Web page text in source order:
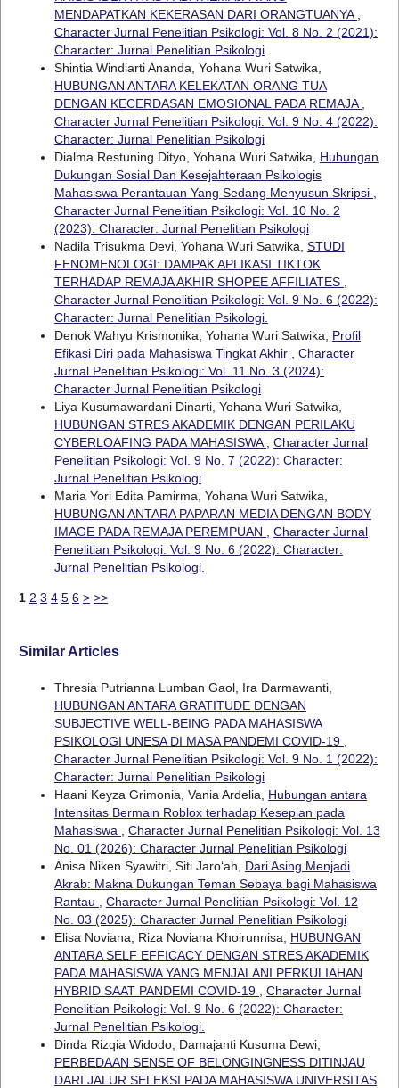
MENDAPATKAN KEKERASAN DARI ORANGTUANYA
Character Jurnal Penelitian Psikologi: Vol. 8 No. 2 (2021):
Character: Jurnal Penelitian Psikologi
Shintia Windiarti Ananda, Yohana Wuri Satwika,
HUBUNGAN ANTARA KELEKATAN ORANG TUA
DENGAN KECERDASAN EMOSIONAL PADA REMAJA
Character Jurnal Penelitian Psikologi: Vol. 9 No. 4 (2022):
Character: Jurnal Penelitian Psikologi
Dialma Restuning Dityo, Yohana Wuri Satwika, Hubungan
Dukungan Sosial Dan Kesejahteraan Psikologis
Mahasiswa Perantauan Yang Sedang Menyusun Skripsi
Character Jurnal Penelitian Psikologi: Vol. 10 No. 2
(2023): Character: Jurnal Penelitian Psikologi
Nadila Trisukma Devi, Yohana Wuri Satwika, STUDI
FENOMENOLOGI: DAMPAK APLIKASI TIKTOK
TERHADAP REMAJA AKHIR SHOPEE AFFILIATES
Character Jurnal Penelitian Psikologi: Vol. 9 No. 6 (2022):
Character: Jurnal Penelitian Psikologi.
Denok Wahyu Krismonika, Yohana Wuri Satwika, Profil
Efikasi Diri pada Mahasiswa Tingkat Akhir
Character
Jurnal Penelitian Psikologi: Vol. 11 No. 3 (2024):
Character Jurnal Penelitian Psikologi
Liya Kusumawardani Dinarti, Yohana Wuri Satwika,
HUBUNGAN STRES AKADEMIK DENGAN PERILAKU
CYBERLOAFING PADA MAHASISWA
Character Jurnal
Penelitian Psikologi: Vol. 9 No. 7 (2022): Character:
Jurnal Penelitian Psikologi
Maria Yori Edita Pamirma, Yohana Wuri Satwika,
HUBUNGAN ANTARA PAPARAN MEDIA DENGAN BODY
IMAGE PADA REMAJA PEREMPUAN
Character Jurnal
Penelitian Psikologi: Vol. 9 No. 6 (2022): Character:
Jurnal Penelitian Psikologi.
1 2 3 4 5 6 > >>
Similar Articles
Thresia Putrianna Lumban Gaol, Ira Darmawanti,
HUBUNGAN ANTARA GRATITUDE DENGAN
SUBJECTIVE WELL-BEING PADA MAHASISWA
PSIKOLOGI UNESA DI MASA PANDEMI COVID-19
Character Jurnal Penelitian Psikologi: Vol. 9 No. 1 (2022):
Character: Jurnal Penelitian Psikologi
Haani Keyza Grimonia, Vania Ardelia, Hubungan antara
Intensitas Bermain Roblox terhadap Kesepian pada
Mahasiswa
Character Jurnal Penelitian Psikologi: Vol. 13
No. 01 (2026): Character Jurnal Penelitian Psikologi
Anisa Niken Syawitri, Siti Jaro‘ah, Dari Asing Menjadi
Akrab: Makna Dukungan Teman Sebaya bagi Mahasiswa
Rantau
Character Jurnal Penelitian Psikologi: Vol. 12
No. 03 (2025): Character Jurnal Penelitian Psikologi
Elisa Noviana, Riza Noviana Khoirunnisa, HUBUNGAN
ANTARA SELF EFFICACY DENGAN STRES AKADEMIK
PADA MAHASISWA YANG MENJALANI PERKULIAHAN
HYBRID SAAT PANDEMI COVID-19
Character Jurnal
Penelitian Psikologi: Vol. 9 No. 6 (2022): Character:
Jurnal Penelitian Psikologi.
Dinda Rizqia Widodo, Damajanti Kusuma Dewi,
PERBEDAAN SENSE OF BELONGINGNESS DITINJAU
DARI JALUR SELEKSI PADA MAHASISWA UNIVERSITAS